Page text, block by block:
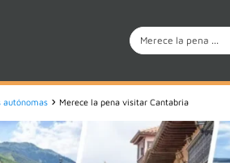
autónomas Merece la pena visitar Cantabria